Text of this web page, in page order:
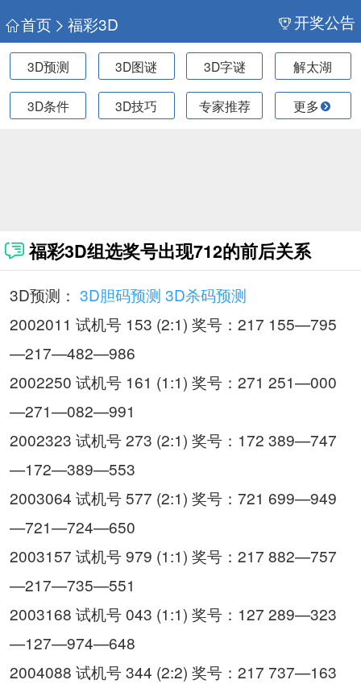
首页 福彩3D 开奖公告
3D预测 3D图谜 3D字谜 解太湖
3D条件 3D技巧 专家推荐 更多
福彩3D组选奖号出现712的前后关系
3D预测： 3D胆码预测 3D杀码预测
2002011 试机号 153 (2:1) 奖号：217 155—795
—217—482—986
2002250 试机号 161 (1:1) 奖号：271 251—000
—271—082—991
2002323 试机号 273 (2:1) 奖号：172 389—747
—172—389—553
2003064 试机号 577 (2:1) 奖号：721 699—949
—721—724—650
2003157 试机号 979 (1:1) 奖号：217 882—757
—217—735—551
2003168 试机号 043 (1:1) 奖号：127 289—323
—127—974—648
2004088 试机号 344 (2:2) 奖号：217 737—163